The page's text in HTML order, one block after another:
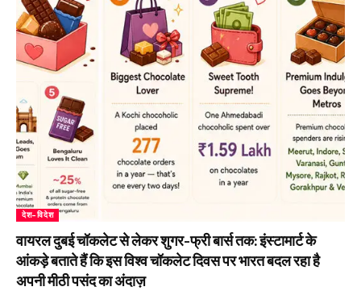
देश-विदेश
वायरल दुबई चॉकलेट से लेकर शुगर-फ्री बार्स तक: इंस्टामार्ट के
आंकड़े बताते हैं कि इस विश्व चॉकलेट दिवस पर भारत बदल रहा है
अपनी मीठी पसंद का अंदाज़